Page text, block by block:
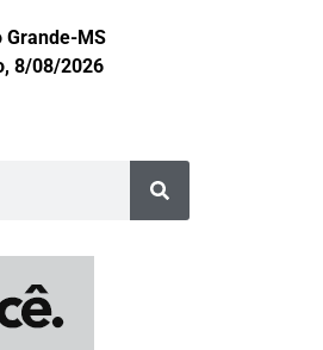
Grande-MS
8/08/2026